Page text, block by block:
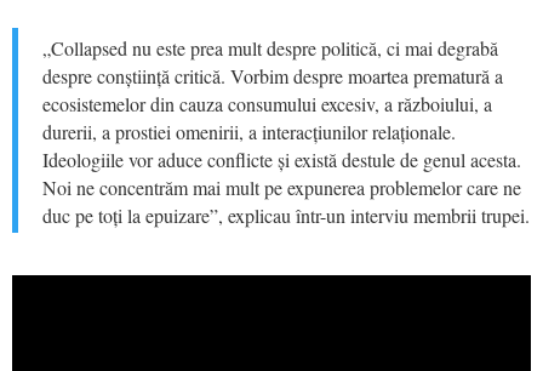
„Collapsed nu este prea mult despre politică, ci mai degrabă
despre conștiință critică. Vorbim despre moartea prematură a
ecosistemelor din cauza consumului excesiv, a războiului, a
durerii, a prostiei omenirii, a interacțiunilor relaționale.
Ideologiile vor aduce conflicte și există destule de genul acesta.
Noi ne concentrăm mai mult pe expunerea problemelor care ne
duc pe toți la epuizare”, explicau într-un interviu membrii trupei.